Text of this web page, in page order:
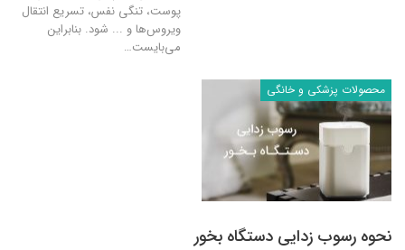
پوست، تنگی نفس، تسریع انتقال
ویروس‌ها و ... شود. بنابراین
می‌بایست…
محصولات پزشکی و خانگی
نحوه رسوب زدایی دستگاه بخور